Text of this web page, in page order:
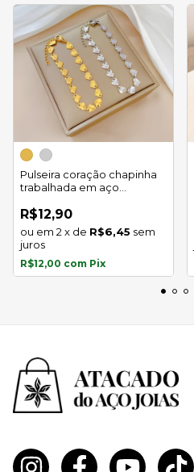
Pulseira coração chapinha
trabalhada em aço
R$12,90
2 x de R$6,45 sem
juros
R$12,00 com Pix